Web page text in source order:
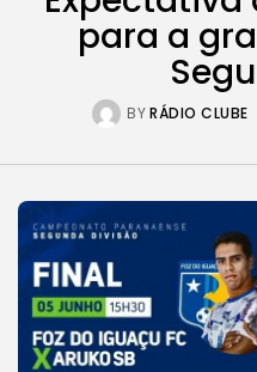
para a
BYRÁDIO CLUBE